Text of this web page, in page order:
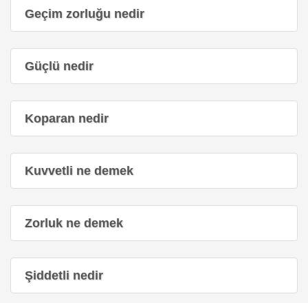
Geçim zorluğu nedir
Güçlü nedir
Koparan nedir
Kuvvetli ne demek
Zorluk ne demek
Şiddetli nedir